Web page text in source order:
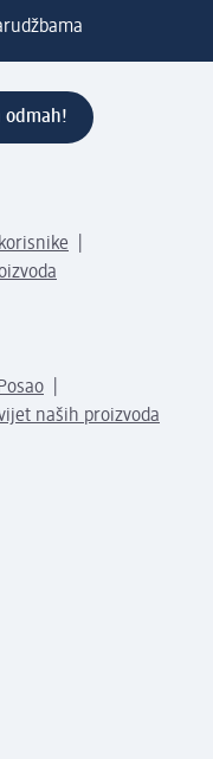
odmah!
Posao
naših proizvoda